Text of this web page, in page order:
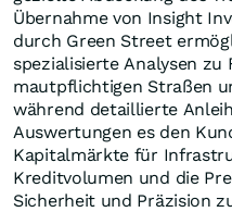
Übernahme von Insight
durch Green Street
spezialisierte Analysen zu
mautpflichtigen Straßen
während detaillierte
Auswertungen es den
Kapitalmärkte für
Kreditvolumen und die
Sicherheit und Präzision